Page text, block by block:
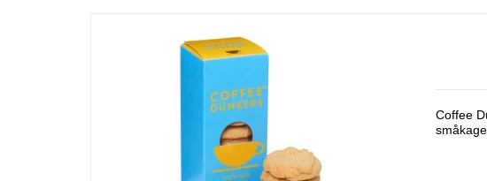
Coffee